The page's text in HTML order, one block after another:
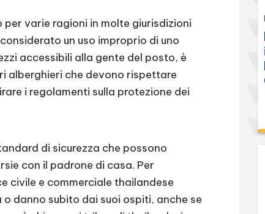
varie ragioni in molte giurisdizioni
un uso improprio di uno
accessibili alla gente del posto, è
alberghieri che devono rispettare
i regolamenti sulla protezione dei
di sicurezza che possono
con il padrone di casa. Per
civile e commerciale thailandese
danno subito dai suoi ospiti, anche se